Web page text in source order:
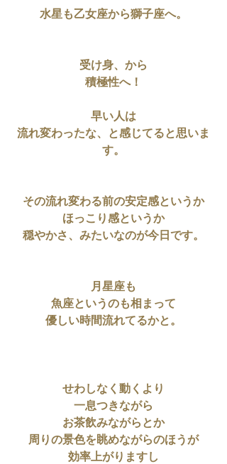
水星も乙女座から獅子座へ。
受け身、から
積極性へ！
早い人は
流れ変わったな、と感じてると思いま
す。
その流れ変わる前の安定感というか
ほっこり感というか
穏やかさ、みたいなのが今日です。
月星座も
魚座というのも相まって
優しい時間流れてるかと。
せわしなく動くより
一息つきながら
お茶飲みながらとか
周りの景色を眺めながらのほうが
効率上がりますし